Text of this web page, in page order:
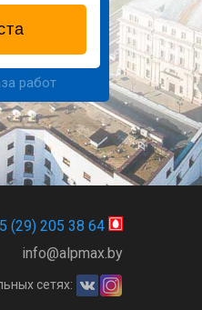
работ
(29) 205 38 64
info@alpmax.by
сетях: